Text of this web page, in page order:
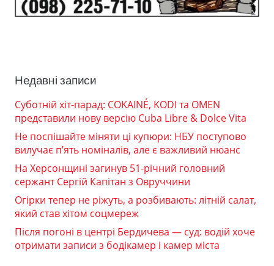
Недавні записи
Суботній хіт-парад: COKAINÉ, KODI та OMEN
представили нову версію Cuba Libre & Dolce Vita
Не поспішайте міняти ці купюри: НБУ поступово
вилучає п’ять номіналів, але є важливий нюанс
На Херсонщині загинув 51-річний головний
сержант Сергій Капітан з Овруччини
Огірки тепер не ріжуть, а розбивають: літній салат,
який став хітом соцмереж
Після погоні в центрі Бердичева — суд: водій хоче
отримати записи з бодікамер і камер міста